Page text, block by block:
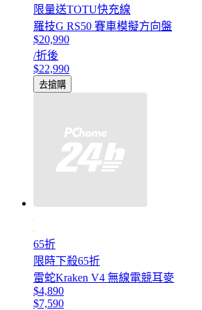
限量送TOTU快充線
羅技G RS50 賽車模擬方向盤
$20,990
/折後
$22,990
去搶購
65折
限時下殺65折
雷蛇Kraken V4 無線電競耳麥
$4,890
$7,590